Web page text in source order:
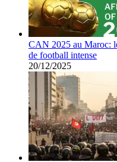
CAN 2025 au Maroc:
de football intense
20/12/2025